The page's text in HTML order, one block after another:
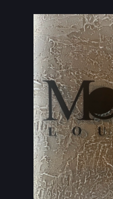
c
e
b
o
o
k
e